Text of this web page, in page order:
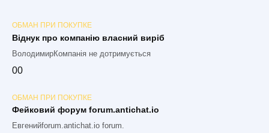
ОБМАН ПРИ ПОКУПКЕ
Віднук про компанію власний виріб
ВолодимирКомпанія не дотримується
00
ОБМАН ПРИ ПОКУПКЕ
Фейковий форум forum.antichat.io
Евгенийforum.antichat.io forum.